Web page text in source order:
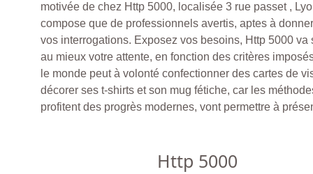
motivée de chez Http 5000, localisée 3 rue passet ,
compose que de professionnels avertis, aptes à
vos interrogations. Exposez vos besoins, Http 5000 va
au mieux votre attente, en fonction des critères
le monde peut à volonté confectionner des cartes de
décorer ses t-shirts et son mug fétiche, car les
profitent des progrès modernes, vont permettre à
Http 5000